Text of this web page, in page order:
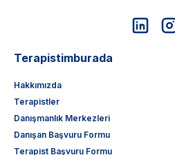
Terapistimburada
Hakkımızda
Terapistler
Danışmanlık Merkezleri
Danışan Başvuru Formu
Terapist Başvuru Formu